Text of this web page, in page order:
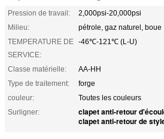
Pression de travail:
2,000psi-20,000psi
Milieu:
pétrole, gaz naturel, boue
TEMPERATURE DE
SERVICE:
-46℃-121℃ (L-U)
Classe matérielle:
AA-HH
Type de traitement:
forge
couleur:
Toutes les couleurs
Surligner:
clapet anti-retour
clapet anti-retour de